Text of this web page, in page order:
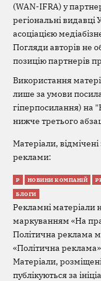
(WAN-IFRA) у
регіональні
асоціацією
Погляди авторів не
позицію партнерів
Використання
лише за умови
гіперпосилання) на
нижче третього
Матеріали,
реклами:
Р НОВИНИ КОМПАНІЙ
БЛОГИ
Рекламні матеріали
маркуванням «На
Політична реклама
«Політична
Матеріали,
публікуються за